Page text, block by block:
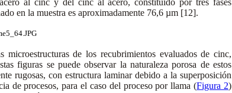
al cinc y del cinc al acero, constituido por tres fases
en la muestra es aproximadamente 76,6 µm [12].
microestructuras de los recubrimientos evaluados de cinc,
figuras se puede observar la naturaleza porosa de estos
rugosas, con estructura laminar debido a la superposición
de procesos, para el caso del proceso por llama (Figura 2)